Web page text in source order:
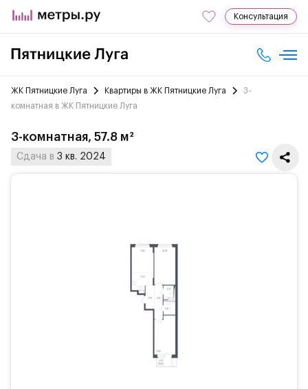
Консультация
ЖК Пятницкие Луга Квартиры в ЖК Пятницкие Луга
3-
комнатная в ЖК Пятницкие Луга
3-комнатная, 57.8 м²
Сдача в 3 кв. 2024